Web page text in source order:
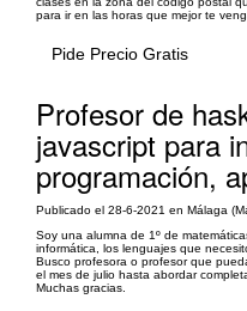
para ir en las horas que mejor te
Pide Precio Gratis
Profesor de
javascript para
programación,
Publicado el 28-6-2021 en Málaga
Soy una alumna de 1º de
informática, los lenguajes que
Busco profesora o profesor que
el mes de julio hasta abordar
Muchas gracias.